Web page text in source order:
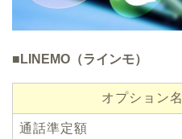
■LINEMO（ラインモ）
オプション名
通話準定額